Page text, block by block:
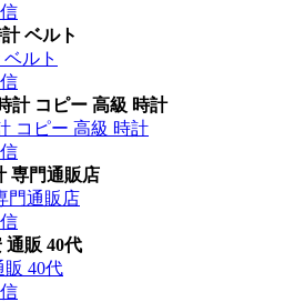
ベルト
ルト
計 コピー 高級 時計
コピー 高級 時計
専門通販店
門通販店
通販 40代
40代